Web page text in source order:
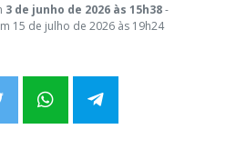
3 de junho de 2026 às 15h38-
15 de julho de 2026 às 19h24